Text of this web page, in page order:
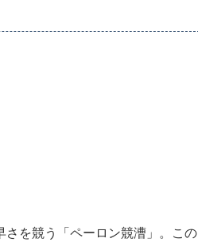
を競う「ペーロン競漕」。この